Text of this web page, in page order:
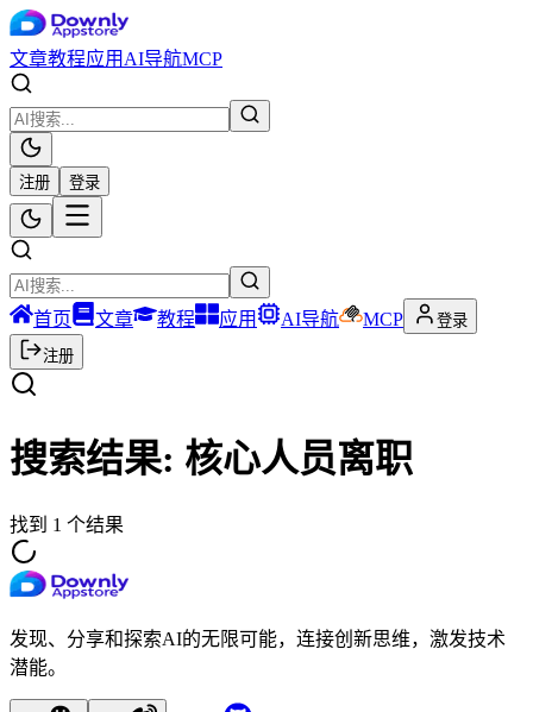
文章教程应用 AI导航MCP
注册 登录
首页 文章 教程 应用 AI导航 MCP
登录
注册
搜索结果: 核心人员离职
找到 1 个结果
发现、分享和探索AI的无限可能，连接创新思维，激发技术
潜能。